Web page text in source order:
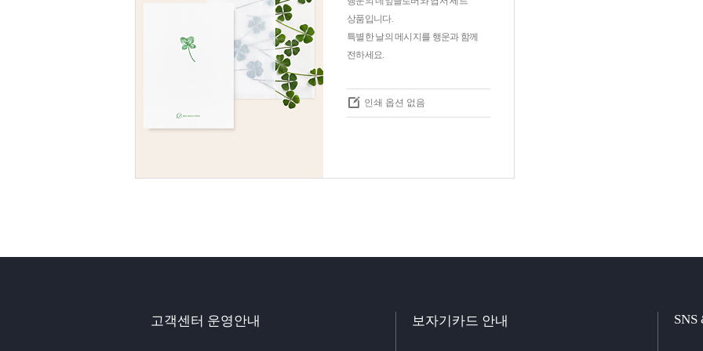
상품입니다.
특별한 날의 메시지를 행운과 함께
전하세요.
인쇄 옵션 없음
고객센터 운영안내 보자기카드 안내 SNS